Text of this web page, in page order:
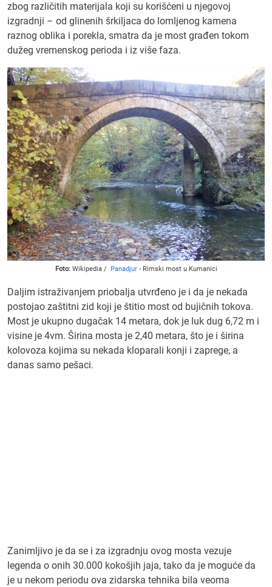
zbog različitih materijala koji su korišćeni u njegovoj
izgradnji – od glinenih šrkiljaca do lomljenog kamena
raznog oblika i porekla, smatra da je most građen tokom
dužeg vremenskog perioda i iz više faza.
Foto: Wikipedia / Panadjur- Rimski most u Kumanici
Daljim istraživanjem priobalja utvrđeno je i da je nekada
postojao zaštitni zid koji je štitio most od bujičnih tokova.
Most je ukupno dugačak 14 metara, dok je luk dug 6,72 m i
visine je 4vm. Širina mosta je 2,40 metara, što je i širina
kolovoza kojima su nekada kloparali konji i zaprege, a
danas samo pešaci.
Zanimljivo je da se i za izgradnju ovog mosta vezuje
legenda o onih 30.000 kokošjih jaja, tako da je moguće da
je u nekom periodu ova zidarska tehnika bila veoma